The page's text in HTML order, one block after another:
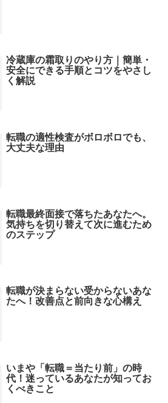
冷蔵庫の霜取りのやり方｜簡単・
安全にできる手順とコツをやさし
く解説
転職の適性検査がボロボロでも、
大丈夫な理由
転職最終面接で落ちたあなたへ。
気持ちを切り替えて次に進むため
のステップ
転職が決まらない受からないあな
たへ！改善点と前向きな心構え
いまや「転職＝当たり前」の時
代！迷っているあなたが知ってお
くべきこと